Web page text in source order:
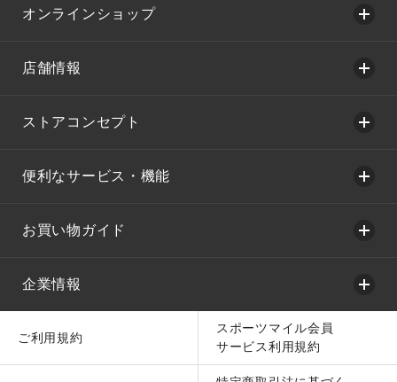
オンラインショップ
店舗情報
ストアコンセプト
便利なサービス・機能
お買い物ガイド
企業情報
ご利用規約
スポーツマイル会員
サービス利用規約